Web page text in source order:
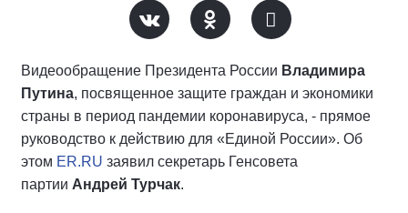
Видеообращение Президента России Владимира
Путина, посвященное защите граждан и экономики
страны в период пандемии коронавируса, - прямое
руководство к действию для «Единой России». Об
этом ER.RU заявил секретарь Генсовета
партии Андрей Турчак.